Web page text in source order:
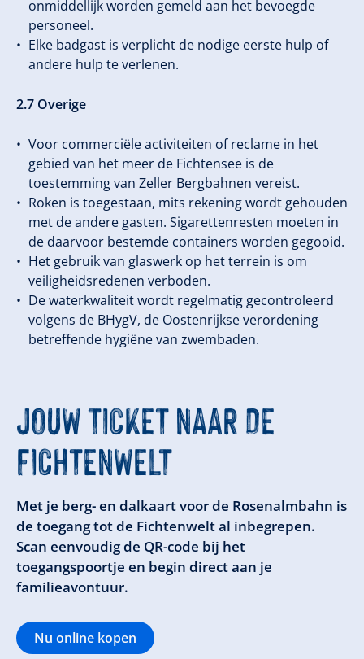
onmiddellijk worden gemeld aan het bevoegde
personeel.
Elke badgast is verplicht de nodige eerste hulp of
andere hulp te verlenen.
2.7 Overige
Voor commerciële activiteiten of reclame in het
gebied van het meer de Fichtensee is de
toestemming van Zeller Bergbahnen vereist.
Roken is toegestaan, mits rekening wordt gehouden
met de andere gasten. Sigarettenresten moeten in
de daarvoor bestemde containers worden gegooid.
Het gebruik van glaswerk op het terrein is om
veiligheidsredenen verboden.
De waterkwaliteit wordt regelmatig gecontroleerd
volgens de BHygV, de Oostenrijkse verordening
betreffende hygiëne van zwembaden.
JOUW TICKET NAAR DE
FICHTENWELT
Met je berg- en dalkaart voor de Rosenalmbahn is
de toegang tot de Fichtenwelt al inbegrepen.
Scan eenvoudig de QR-code bij het
toegangspoortje en begin direct aan je
familieavontuur.
Nu online kopen